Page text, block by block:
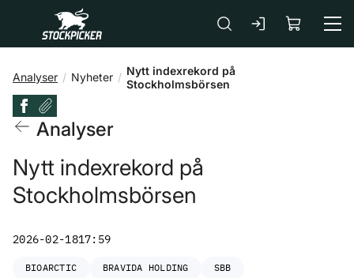
Gå till huvudinnehåll
Analyser Nyheter
Nytt indexrekord på
Stockholmsbörsen
Analyser
Nytt indexrekord på
Stockholmsbörsen
2026-02-1817:59
BIOARCTIC BRAVIDA HOLDING SBB